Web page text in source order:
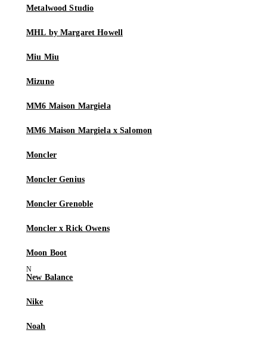
Metalwood Studio
MHL by Margaret Howell
Miu Miu
Mizuno
MM6 Maison Margiela
MM6 Maison Margiela x Salomon
Moncler
Moncler Genius
Moncler Grenoble
Moncler x Rick Owens
Moon Boot
New Balance
Nike
Noah